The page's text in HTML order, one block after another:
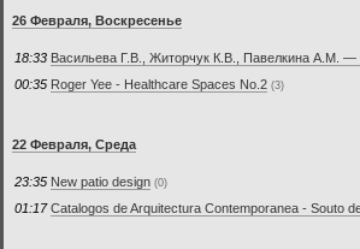
26 Февраля, Воскресенье
18:33 Васильева Г.В., Житорчук К.В., Павелкина А.М. —
00:35 Roger Yee - Healthcare Spaces No.2 (3)
22 Февраля, Среда
23:35 New patio design (0)
01:17 Catalogos de Arquitectura Contemporanea - Souto